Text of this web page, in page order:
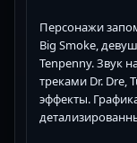
Персонажи
Big Smoke,
Tenpenny. Звук
треками Dr. Dre,
эффекты.